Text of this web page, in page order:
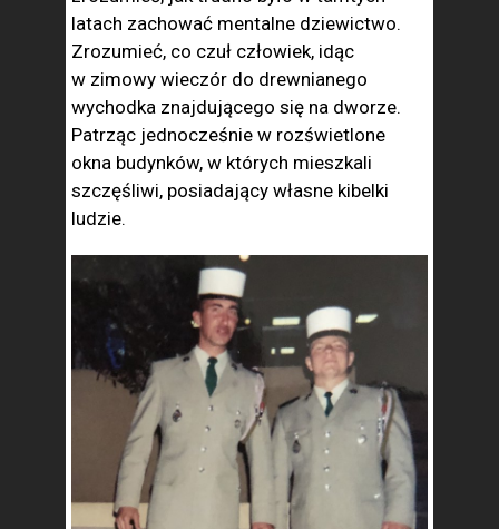
latach zachować mentalne dziewictwo.
Zrozumieć, co czuł człowiek, idąc
w zimowy wieczór do drewnianego
wychodka znajdującego się na dworze.
Patrząc jednocześnie w rozświetlone
okna budynków, w których mieszkali
szczęśliwi, posiadający własne kibelki
ludzie.